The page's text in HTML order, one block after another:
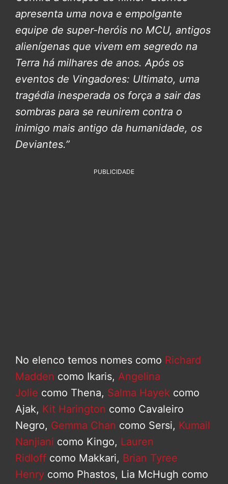
apresenta uma nova e empolgante
equipe de super-heróis no MCU, antigos
alienígenas que vivem em segredo na
Terra há milhares de anos. Após os
eventos de Vingadores: Ultimato, uma
tragédia inesperada os força a sair das
sombras para se reunirem contra o
inimigo mais antigo da humanidade, os
Deviantes.”
PUBLICIDADE
No elenco temos nomes como Richard
Madden como Ikaris, Angelina
Jolie como Thena, Salma Hayek como
Ajak, Kit Harington como Cavaleiro
Negro, Gemma Chan como Sersi, Kumail
Nanjiani como Kingo, Lauren
Ridloff como Makkari, Brian Tyree
Henry como Phastos, Lia McHugh como